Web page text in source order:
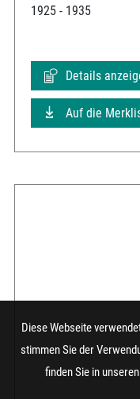
1925 - 1935
Details
Auf die
Diese Webseite
stimmen Sie der
finden Sie in unseren